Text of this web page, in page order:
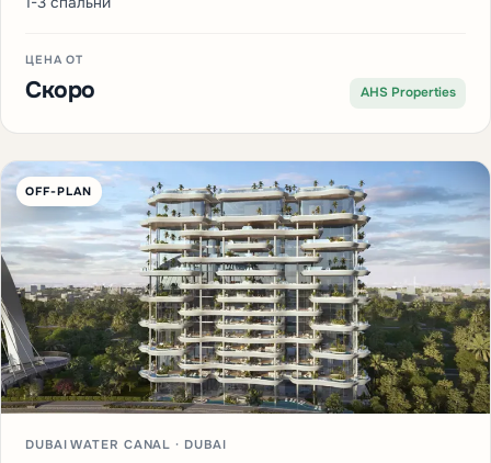
ЦЕНА ОТ
Скоро AHS Properties
OFF-PLAN
DUBAI WATER CANAL · DUBAI